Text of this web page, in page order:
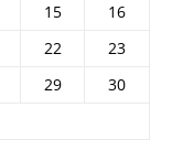
15
16
22
23
29
30